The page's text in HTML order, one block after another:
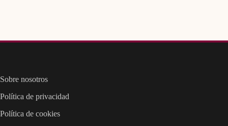
Sobre nosotros
Política de privacidad
Política de cookies